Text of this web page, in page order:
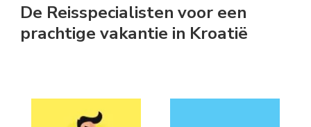
De Reisspecialisten voor een
prachtige vakantie in Kroatië